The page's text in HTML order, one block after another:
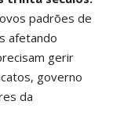
padrões de
afetando
gerir
governo
da